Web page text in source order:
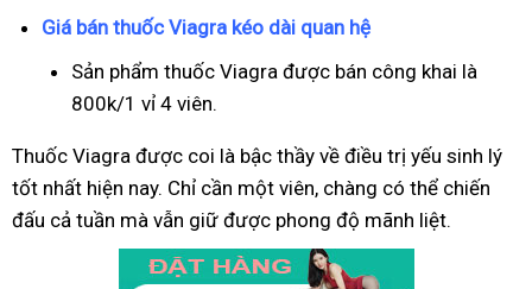
Giá bán thuốc Viagra kéo dài quan hệ
Sản phẩm thuốc Viagra được bán công khai là
800k/1 vỉ 4 viên.
Thuốc Viagra được coi là bậc thầy về điều trị yếu sinh lý
tốt nhất hiện nay. Chỉ cần một viên, chàng có thể chiến
đấu cả tuần mà vẫn giữ được phong độ mãnh liệt.